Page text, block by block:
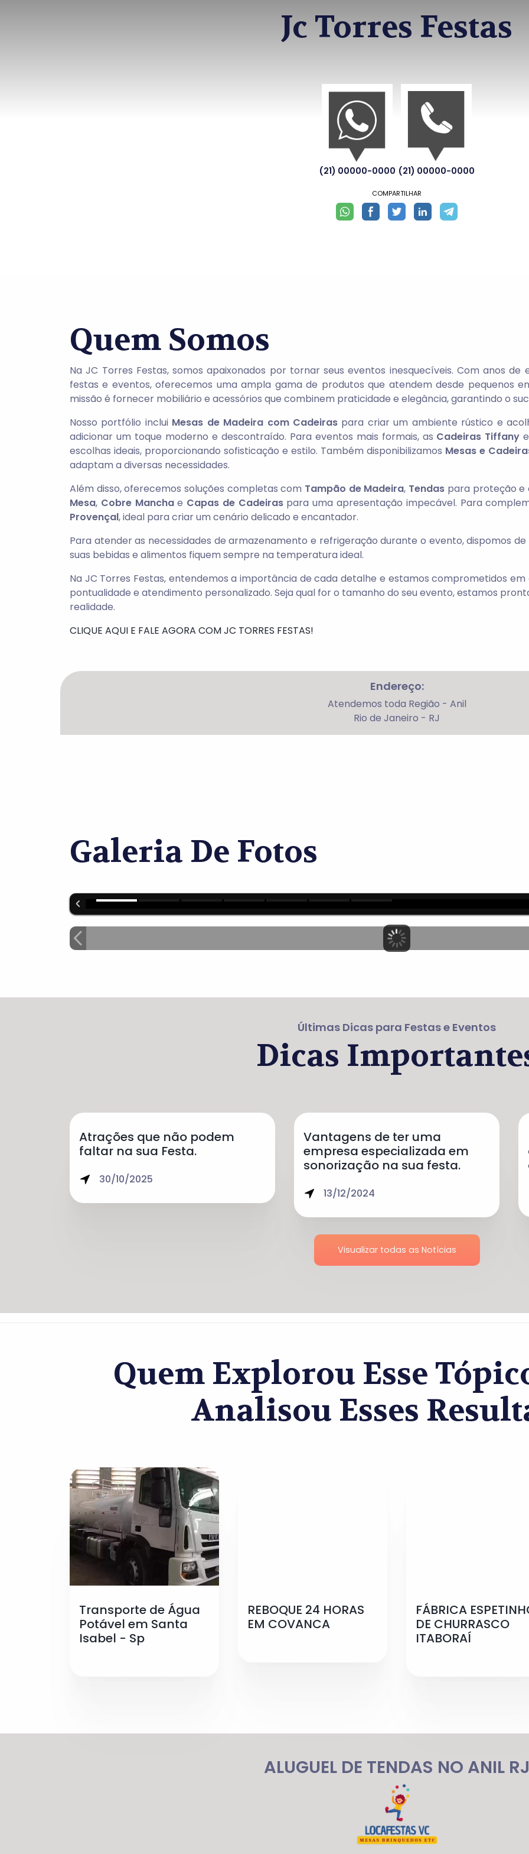
Jc Torres Festas
(21) 00000-0000 (21) 00000-0000
COMPARTILHAR
Quem Somos
Na JC Torres Festas, somos apaixonados por tornar seus eventos inesquecíveis. Com anos
festas e eventos, oferecemos uma ampla gama de produtos que atendem desde pequenos
missão é fornecer mobiliário e acessórios que combinem praticidade e elegância, garantindo o
Nosso portfólio inclui Mesas de Madeira com Cadeiras para criar um ambiente rústico e
adicionar um toque moderno e descontraído. Para eventos mais formais, as Cadeiras Tiffany
escolhas ideais, proporcionando sofisticação e estilo. Também disponibilizamos Mesas e
adaptam a diversas necessidades.
Além disso, oferecemos soluções completas com Tampão de Madeira, Tendas para proteção e
Mesa, Cobre Manchae Capas de Cadeiraspara uma apresentação impecável. Para
Provençal, ideal para criar um cenário delicado e encantador.
Para atender as necessidades de armazenamento e refrigeração durante o evento, dispomos de
suas bebidas e alimentos fiquem sempre na temperatura ideal.
Na JC Torres Festas, entendemos a importância de cada detalhe e estamos comprometidos
pontualidade e atendimento personalizado. Seja qual for o tamanho do seu evento, estamos
realidade.
CLIQUE AQUI E FALE AGORA COM JC TORRES FESTAS!
Endereço:
Atendemos toda Região - Anil
Rio de Janeiro - RJ
Galeria De Fotos
Últimas Dicas para Festas e Eventos
Dicas
Atrações que não podem
faltar na sua Festa.
30/10/2025
Vantagens de ter uma
empresa especializada em
sonorização na sua festa.
13/12/2024
Visualizar todas as Notícias
Quem Explorou Esse
Analisou Esses
Transporte de Água
Potável em Santa
Isabel - Sp
REBOQUE 24 HORAS
EM COVANCA
FÁBRICA
DE CHURRASCO
ITABORAÍ
ALUGUEL DE TENDAS NO ANIL